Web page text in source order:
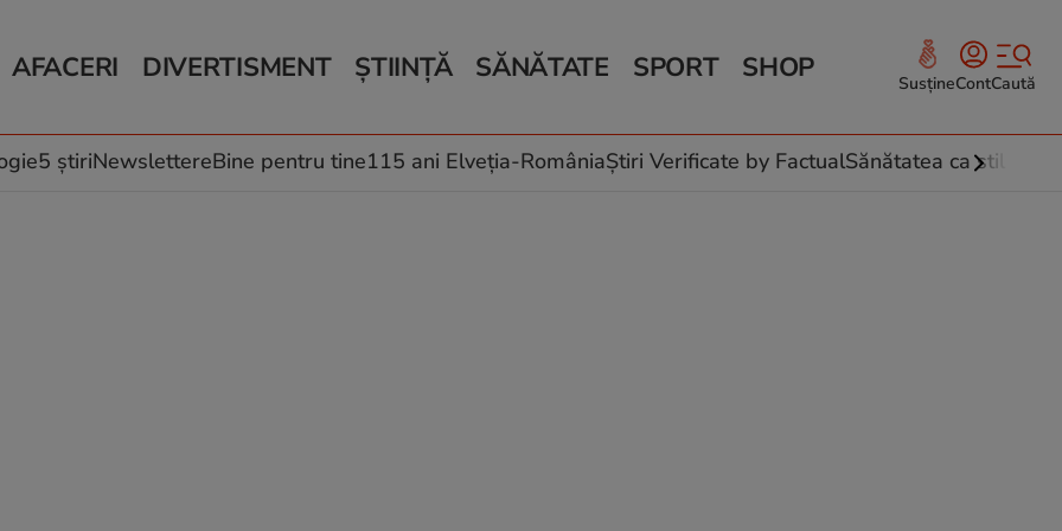
AFACERI
Auto
Locuri de muncă
DIVERTISMENT
Horoscop
Muzică și Filme
ȘTIINȚĂ
Schimbări climatice
SĂNĂTATE
Relații
Rețete culinare
SPORT SHOP SusțineContCaută
5 știriNewslettereBine pentru tine115 ani Elveția-RomâniaȘtiri Verificate by FactualSănătatea ca stil de